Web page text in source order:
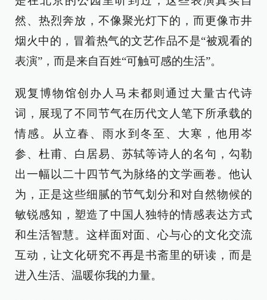
然、热烈奔放，不像聚光灯下的，而更像市井
烟火中的，冒着热气的文艺作品不是“被观看的
表演”，而是来自百姓“可触可感的生活”。
观复博物馆创办人马未都则通过大量古代诗
词，展现了不同节气在历代文人笔下所承载的
情感。从立春、雨水到冬至、大寒，他用岑
参、杜甫、白居易、苏轼等诗人的名句，勾勒
出一幅以二十四节气为脉络的文学画卷。他认
为，正是这些细腻的节气划分和对自然物候的
敏锐感知，塑造了中国人独特的情感表达方式
和生活智慧。这样面对面、心与心的文化交流
互动，让文化研究不再是书斋里的研读，而是
进入生活、温暖你我的力量。